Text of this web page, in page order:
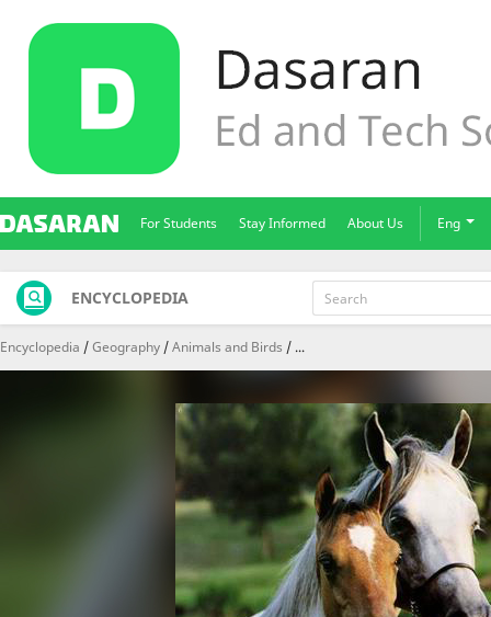
For Students Stay Informed About Us Eng
ENCYCLOPEDIA
Encyclopedia Geography Animals and Birds ...